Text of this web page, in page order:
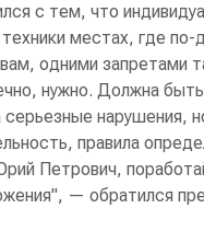
с тем, что
местах, где
одними запретами
нужно. Должна
серьезные нарушения,
правила
Петрович,
— обратился